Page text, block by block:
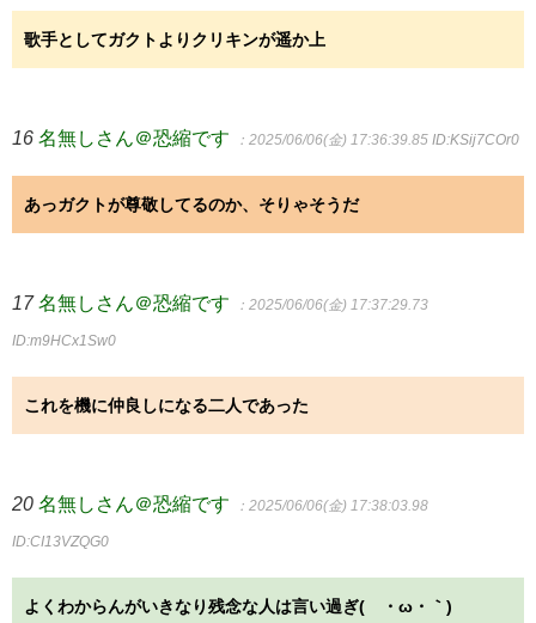
歌手としてガクトよりクリキンが遥か上
16 名無しさん＠恐縮です ：2025/06/06(金) 17:36:39.85 ID:KSij7COr0
あっガクトが尊敬してるのか、そりゃそうだ
17 名無しさん＠恐縮です ：2025/06/06(金) 17:37:29.73
ID:m9HCx1Sw0
これを機に仲良しになる二人であった
20 名無しさん＠恐縮です ：2025/06/06(金) 17:38:03.98
ID:CI13VZQG0
よくわからんがいきなり残念な人は言い過ぎ(´・ω・｀)